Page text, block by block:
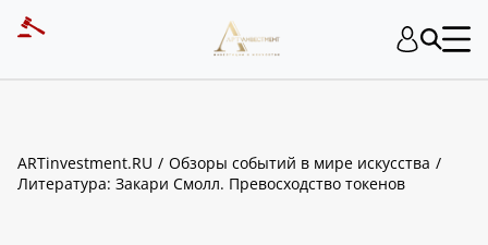
ARTinvestment.RU
Обзоры событий в мире искусства
Литература: Закари Смолл. Превосходство токенов